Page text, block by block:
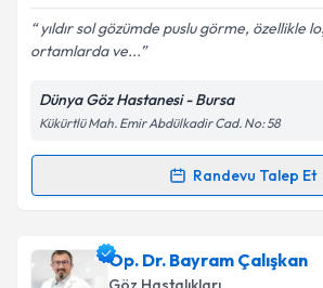
Kişisel verilerimin işlenmesine
Metni'ni okudum ve kişisel
kapsamda işlenmesini kabul
yıldır sol gözümde puslu görme, özellikle
ortamlarda ve...
Dünya Göz Hastanesi - Bursa
Kükürtlü Mah. Emir Abdülkadir Cad. No: 58
Randevu Talep Et
Randevu Takvimi Talebi
Prof. Dr. Selim Doğanayiçin
oluşturun. Size bu uzmandan
Op. Dr. Bayram Çalışkan